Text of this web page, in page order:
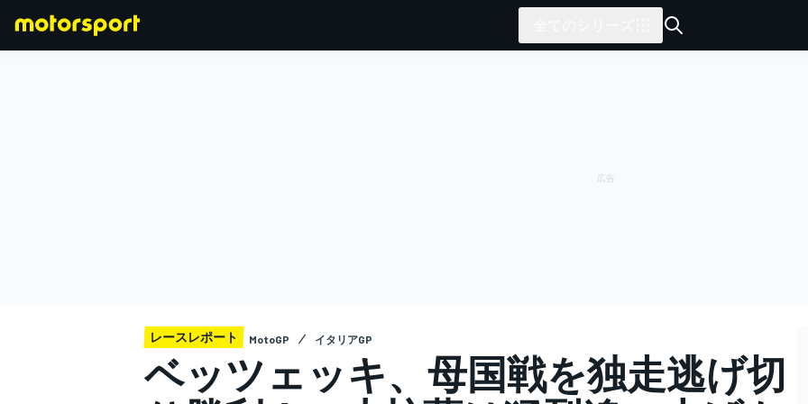
レースレポート MotoGP イタリアGP
ベッツェッキ、母国戦を独走逃げ切